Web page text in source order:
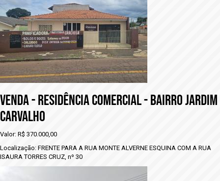
VENDA - rESIDÊNCIA COMERCIAL - BAIRRO JARDIM
CARVALHO
Valor: R$ 370.000,00
Localização: FRENTE PARA A RUA MONTE ALVERNE ESQUINA COM A RUA
ISAURA TORRES CRUZ, nº 30